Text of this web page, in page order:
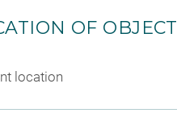
OF OBJECT
location